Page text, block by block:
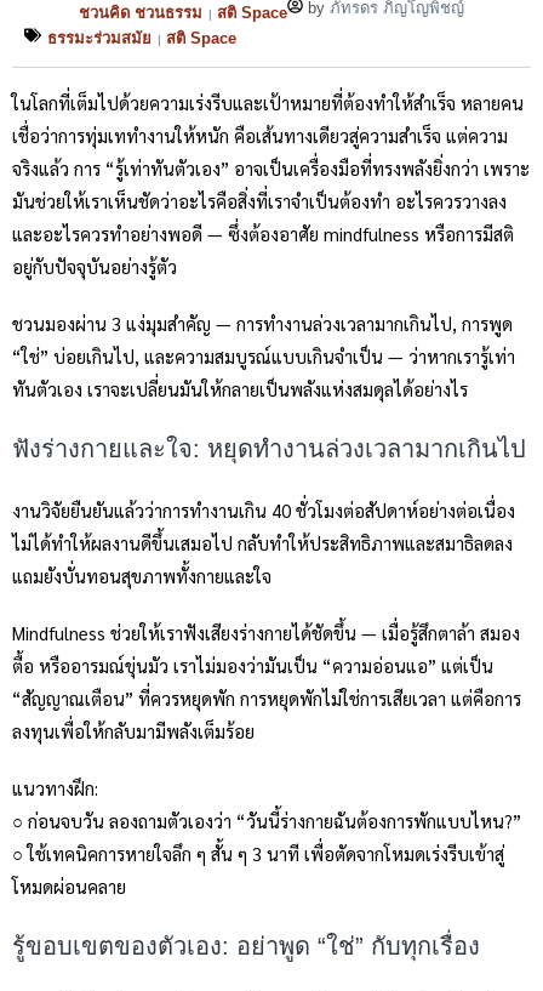
ชวนคิด ชวนธรรม | สติ Space by ภัทรดร ภิญโญพิชญ์
ธรรมะร่วมสมัย
| สติ Space
ในโลกที่เต็มไปด้วยความเร่งรีบและเป้าหมายที่ต้องทำให้สำเร็จ หลายคน
เชื่อว่าการทุ่มเททำงานให้หนัก คือเส้นทางเดียวสู่ความสำเร็จ แต่ความ
จริงแล้ว การ “รู้เท่าทันตัวเอง” อาจเป็นเครื่องมือที่ทรงพลังยิ่งกว่า เพราะ
มันช่วยให้เราเห็นชัดว่าอะไรคือสิ่งที่เราจำเป็นต้องทำ อะไรควรวางลง
และอะไรควรทำอย่างพอดี — ซึ่งต้องอาศัย mindfulness หรือการมีสติ
อยู่กับปัจจุบันอย่างรู้ตัว
ชวนมองผ่าน 3 แง่มุมสำคัญ — การทำงานล่วงเวลามากเกินไป, การพูด
“ใช่” บ่อยเกินไป, และความสมบูรณ์แบบเกินจำเป็น — ว่าหากเรารู้เท่า
ทันตัวเอง เราจะเปลี่ยนมันให้กลายเป็นพลังแห่งสมดุลได้อย่างไร
ฟังร่างกายและใจ: หยุดทำงานล่วงเวลามากเกินไป
งานวิจัยยืนยันแล้วว่าการทำงานเกิน 40 ชั่วโมงต่อสัปดาห์อย่างต่อเนื่อง
ไม่ได้ทำให้ผลงานดีขึ้นเสมอไป กลับทำให้ประสิทธิภาพและสมาธิลดลง
แถมยังบั่นทอนสุขภาพทั้งกายและใจ
Mindfulness ช่วยให้เราฟังเสียงร่างกายได้ชัดขึ้น — เมื่อรู้สึกตาล้า สมอง
ตื้อ หรืออารมณ์ขุ่นมัว เราไม่มองว่ามันเป็น “ความอ่อนแอ” แต่เป็น
“สัญญาณเตือน” ที่ควรหยุดพัก การหยุดพักไม่ใช่การเสียเวลา แต่คือการ
ลงทุนเพื่อให้กลับมามีพลังเต็มร้อย
แนวทางฝึก:
○ ก่อนจบวัน ลองถามตัวเองว่า “วันนี้ร่างกายฉันต้องการพักแบบไหน?”
○ ใช้เทคนิคการหายใจลึก ๆ สั้น ๆ 3 นาที เพื่อตัดจากโหมดเร่งรีบเข้าสู่
โหมดผ่อนคลาย
รู้ขอบเขตของตัวเอง: อย่าพูด “ใช่” กับทุกเรื่อง